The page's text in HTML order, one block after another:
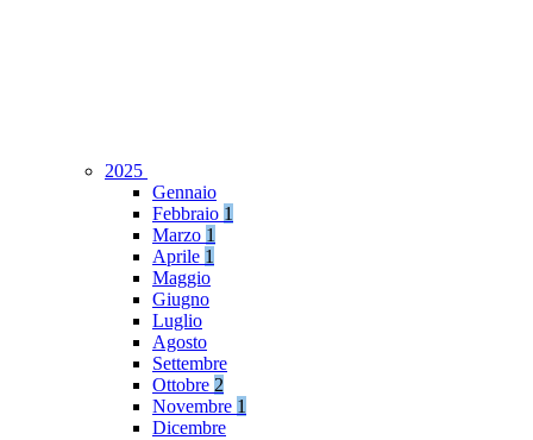
2025
Gennaio
Febbraio 1
Marzo 1
Aprile 1
Maggio
Giugno
Luglio
Agosto
Settembre
Ottobre 2
Novembre 1
Dicembre